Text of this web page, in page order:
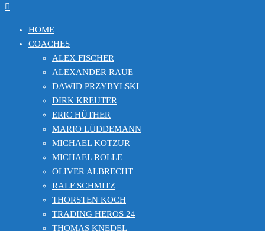
HOME
COACHES
ALEX FISCHER
ALEXANDER RAUE
DAWID PRZYBYLSKI
DIRK KREUTER
ERIC HÜTHER
MARIO LÜDDEMANN
MICHAEL KOTZUR
MICHAEL ROLLE
OLIVER ALBRECHT
RALF SCHMITZ
THORSTEN KOCH
TRADING HEROS 24
THOMAS KNEDEL